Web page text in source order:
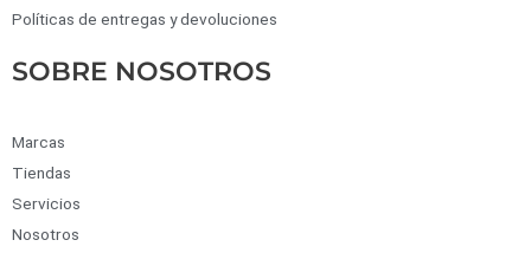
Políticas de entregas y devoluciones
SOBRE NOSOTROS
Marcas
Tiendas
Servicios
Nosotros